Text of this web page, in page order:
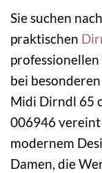
Sie suchen
praktischen
bei
Midi Dirndl 65
006946
modernem
Damen, die